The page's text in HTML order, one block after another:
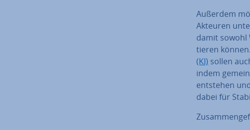
Außerdem
Akteuren
damit sowohl
tie­ren
(KI) sollen
indem
entstehen
dabei für